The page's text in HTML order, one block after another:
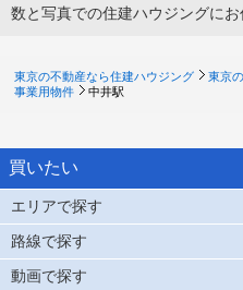
数と写真での住建ハウジングにお
東京の不動産なら住建ハウジング 東京
事業用物件
中井駅
買いたい
エリアで探す
路線で探す
動画で探す